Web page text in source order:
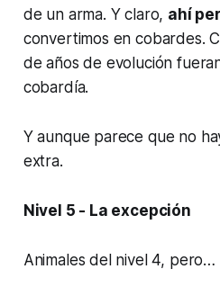
de un arma. Y claro, ahí
convertimos en cobardes.
de años de evolución
cobardía.
Y aunque parece que no
extra.
Nivel 5 - La excepción
Animales del nivel 4, pero…